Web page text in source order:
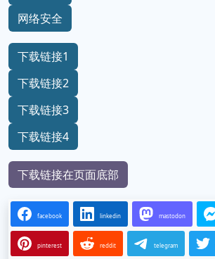
网络安全
下载链接1
下载链接2
下载链接3
下载链接4
下载链接在页面底部
facebook linkedin mastodon
pinterest reddit telegram